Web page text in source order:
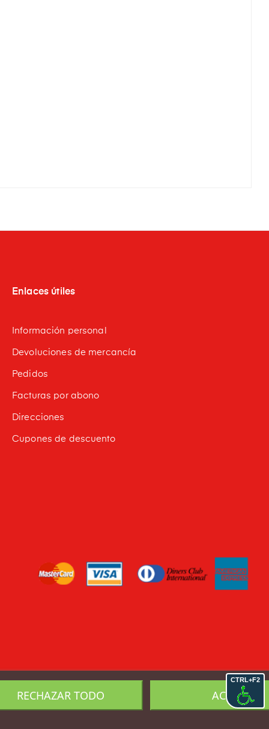
CTRL+F2
Enlaces útiles
Información personal
Devoluciones de mercancía
Pedidos
Facturas por abono
Direcciones
Cupones de descuento
RECHAZAR TODO ACEPTO